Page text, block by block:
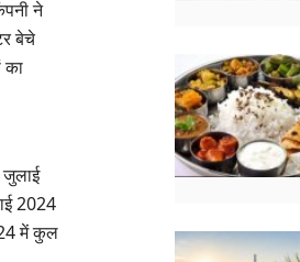
ने
बेचे
का
जुलाई
2024
में कुल